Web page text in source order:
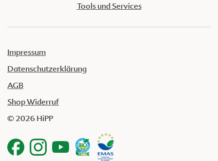
Tools und Services
Impressum
Datenschutzerklärung
AGB
Shop Widerruf
© 2026 HiPP